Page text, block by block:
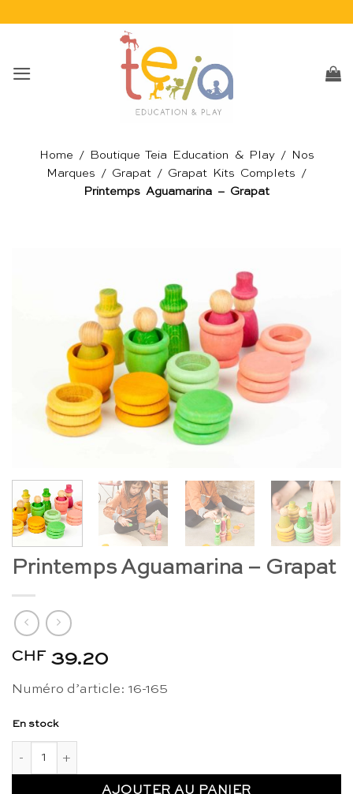
Home / Boutique Teia Education & Play/
Nos
Marques / Grapat / Grapat Kits Complets /
Printemps Aguamarina – Grapat
Printemps Aguamarina – Grapat
CHF 39.20
Numéro d’article: 16-165
En stock
AJOUTER AU PANIER